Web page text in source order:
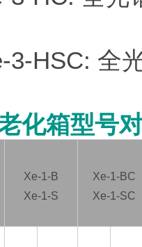
3-HSC: 全
化箱型号
Xe-1-B
Xe-1-S
Xe-1-BC
Xe-1-SC